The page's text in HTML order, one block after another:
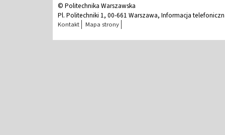
© Politechnika Warszawska
Pl. Politechniki 1, 00-661 Warszawa, Informacja
Kontakt Mapa strony